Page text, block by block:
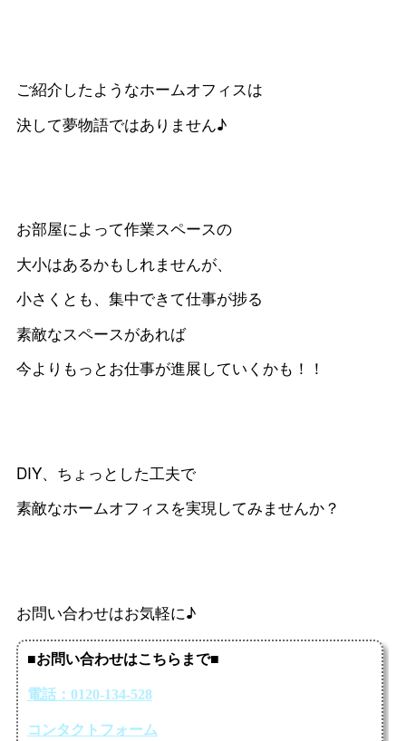
ご紹介したようなホームオフィスは
決して夢物語ではありません♪
お部屋によって作業スペースの
大小はあるかもしれませんが、
小さくとも、集中できて仕事が捗る
素敵なスペースがあれば
今よりもっとお仕事が進展していくかも！！
DIY、ちょっとした工夫で
素敵なホームオフィスを実現してみませんか？
お問い合わせはお気軽に♪